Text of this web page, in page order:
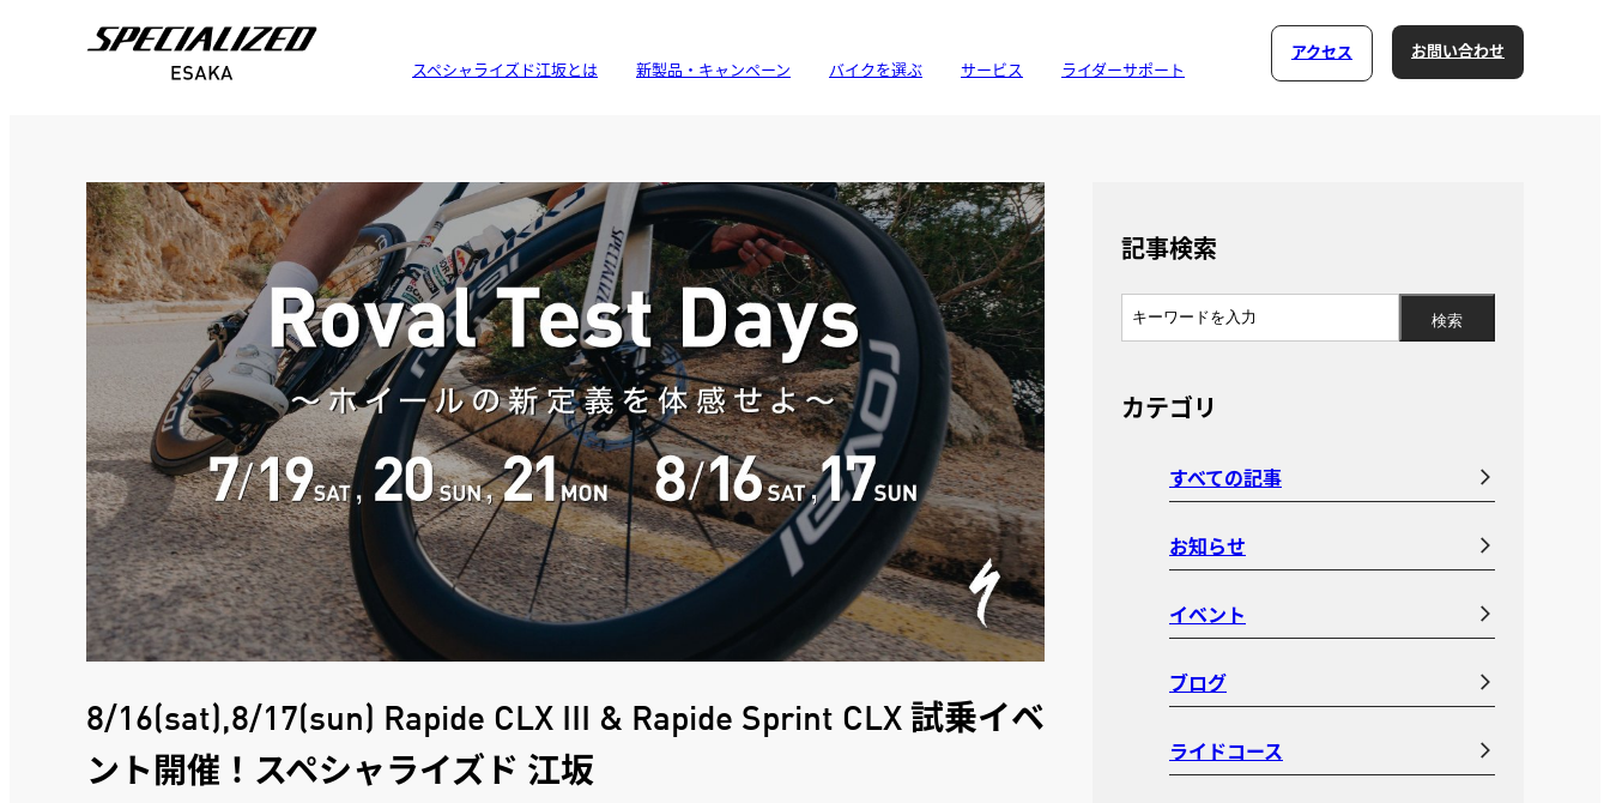
スペシャライズド江坂とは 新製品・キャンペーン バイクを選ぶ サービス ライダーサポート
アクセス お問い合わせ
8/16(sat),8/17(sun) Rapide CLX III & Rapide Sprint CLX 試乗イベ
ント開催！スペシャライズド 江坂
記事検索
カテゴリ
すべての記事
お知らせ
イベント
ブログ
ライドコース